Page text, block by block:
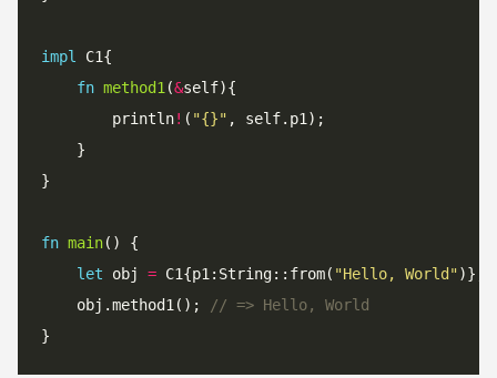
impl
C1{
fn method1 (&self){
        println
! ( "{}" , self.p1);
    }
}
fn main() {
let obj = C1{p1:String::from( "Hello, World")};
    obj.method1();